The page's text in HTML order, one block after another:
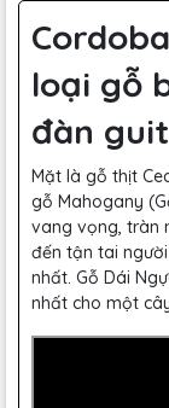
loại gỗ
đàn
Mặt là gỗ thịt
gỗ Mahogany
vang vọng, tràn
đến tận tai
nhất. Gỗ Dái
nhất cho một